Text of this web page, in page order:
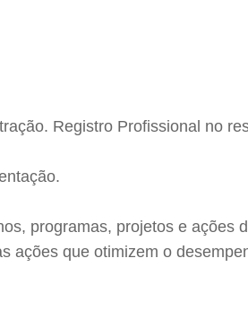
Registro Profissional no
programas, projetos e
ações que otimizem o